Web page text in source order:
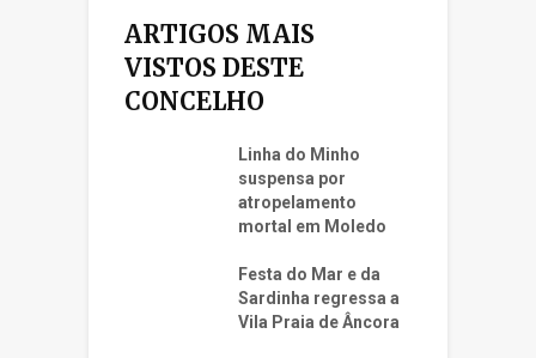
ARTIGOS MAIS
VISTOS DESTE
CONCELHO
Linha do Minho
suspensa por
atropelamento
mortal em Moledo
Festa do Mar e da
Sardinha regressa a
Vila Praia de Âncora